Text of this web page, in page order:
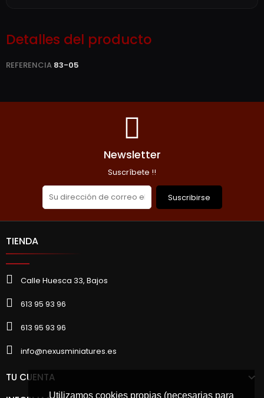
Utilizamos cookies propias (necesarias para
Detalles del producto
REFERENCIA 83-05
Newsletter
Suscríbete !!
Suscribirse
TIENDA
Calle Huesca 33, Bajos
613 95 93 96
613 95 93 96
info@nexusminiatures.es
TU CUENTA